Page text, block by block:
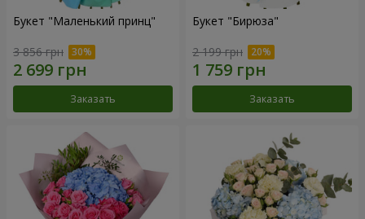
Букет "Маленький принц"
3 856 грн
Заказать
Букет "Бирюза"
2 199 грн
Заказать